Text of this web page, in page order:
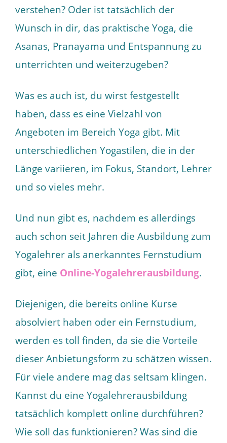
verstehen? Oder ist tatsächlich der
Wunsch in dir, das praktische Yoga, die
Asanas, Pranayama und Entspannung zu
unterrichten und weiterzugeben?
Was es auch ist, du wirst festgestellt
haben, dass es eine Vielzahl von
Angeboten im Bereich Yoga gibt. Mit
unterschiedlichen Yogastilen, die in der
Länge variieren, im Fokus, Standort, Lehrer
und so vieles mehr.
Und nun gibt es, nachdem es allerdings
auch schon seit Jahren die Ausbildung zum
Yogalehrer als anerkanntes Fernstudium
gibt, eine Online-Yogalehrerausbildung.
Diejenigen, die bereits online Kurse
absolviert haben oder ein Fernstudium,
werden es toll finden, da sie die Vorteile
dieser Anbietungsform zu schätzen wissen.
Für viele andere mag das seltsam klingen.
Kannst du eine Yogalehrerausbildung
tatsächlich komplett online durchführen?
Wie soll das funktionieren? Was sind die